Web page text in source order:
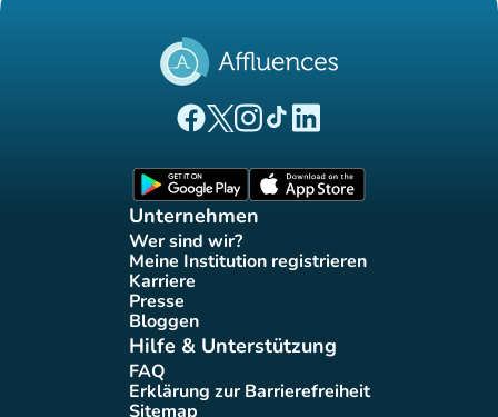
(new tab)
(new tab)
(new tab)(new tab)
(new tab)
Unternehmen
Wer sind wir?
(new tab)
Meine Institution registrieren
(new tab)
Karriere(new tab)
Presse(new tab)
Bloggen
(new tab)
Hilfe & Unterstützung
FAQ(new tab)
Erklärung zur Barrierefreiheit
(new tab)
Sitemap